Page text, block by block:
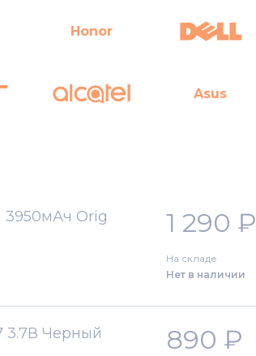
Honor
Asus
3950мАч Orig 1 290 ₽
На складе
Нет в наличии
3.7В Черный
890 ₽